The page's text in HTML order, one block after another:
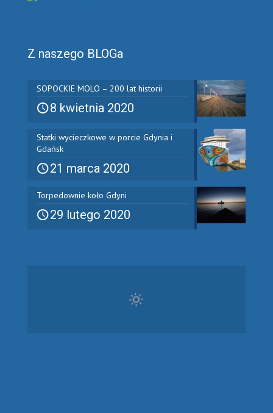
Z naszego BLOGa
SOPOCKIE MOLO – 200 lat historii
8 kwietnia 2020
Statki wycieczkowe w porcie Gdynia i
Gdańsk
21 marca 2020
Torpedownie koło Gdyni
29 lutego 2020